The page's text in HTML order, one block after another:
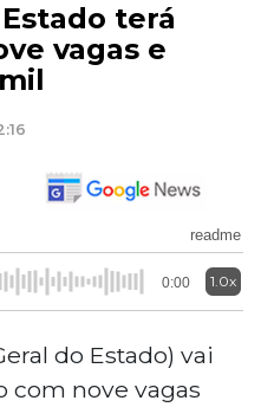
terá
vagas e
readme
0:00 1.0x
do Estado) vai
com nove vagas